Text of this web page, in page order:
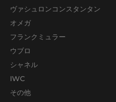
ヴァシュロンコンスタンタン
オメガ
フランクミュラー
ウブロ
シャネル
IWC
その他